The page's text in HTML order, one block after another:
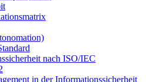
nach ISO/IEC
in der Informationssicherheit